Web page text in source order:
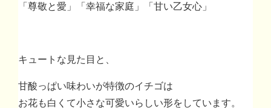
「尊敬と愛」「幸福な家庭」「甘い乙女心」
キュートな見た目と、
甘酸っぱい味わいが特徴のイチゴは
お花も白くて小さな可愛いらしい形をしています。